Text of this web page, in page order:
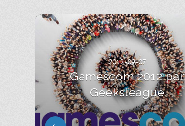
2012-09-07
Gamescom 2012 par
Geeksleague